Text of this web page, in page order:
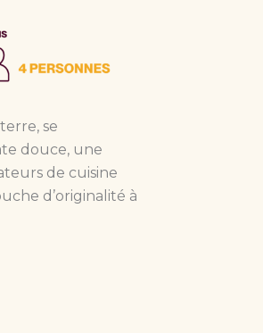
se
douce, une
de cuisine
d’originalité à